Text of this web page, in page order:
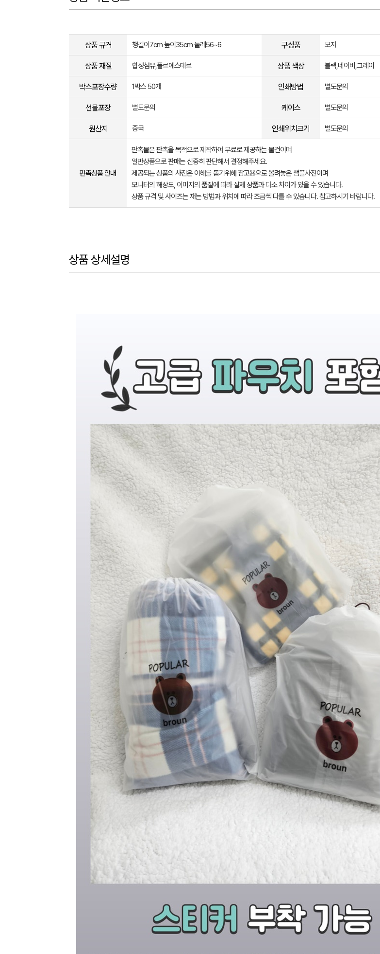
상품 규격 챙길이7cm 높이35cm 둘레56~6 구성품 모자
상품 재질 합성섬유,폴르에스테르 상품 색상 블랙,네이비,그레이
박스포장수량 1박스 50개 인쇄방법 별도문의
선물포장 별도문의 케이스 별도문의
원산지 중국 인쇄위치크기 별도문의
판촉상품 안내
판촉물은 판촉을 목적으로 제작하여 무료로 제공하는 물건이며
일반상품으로 판매는 신중히 판단해서 결정해주세요.
제공되는 상품의 사진은 이해를 돕기위해 참고용으로 올려놓은 샘플사진이며
모니터의 해상도, 이미지의 품질에 따라 실제 상품과 다소 차이가 있을 수 있습니다.
상품 규격 및 사이즈는 재는 방법과 위치에 따라 조금씩 다를 수 있습니다. 참고하시기 바랍니다.
상품 상세설명